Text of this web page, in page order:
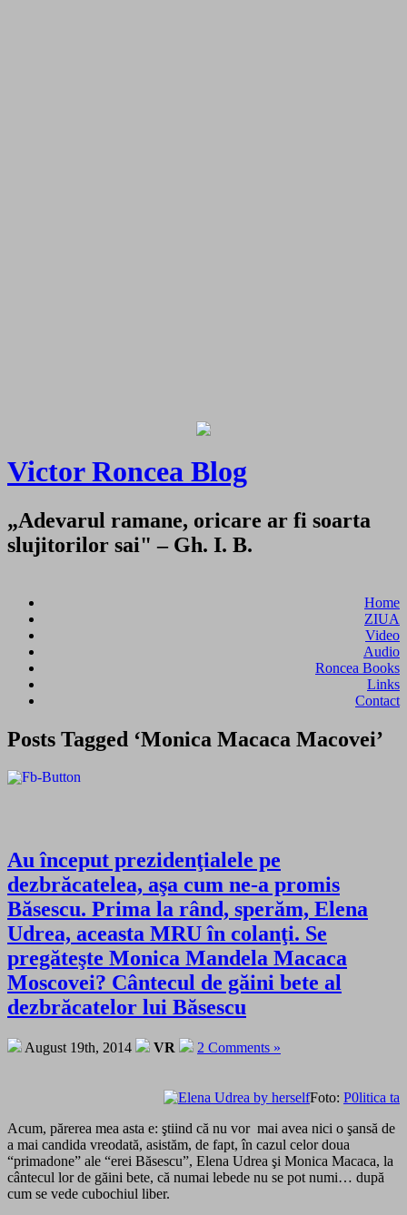
Victor Roncea Blog
„Adevarul ramane, oricare ar fi soarta
slujitorilor sai" – Gh. I. B.
Home
ZIUA
Video
Audio
Roncea Books
Links
Contact
Posts Tagged ‘Monica Macaca Macovei’
Au început prezidenţialele pe
dezbrăcatelea, aşa cum ne-a promis
Băsescu. Prima la rând, sperăm, Elena
Udrea, aceasta MRU în colanţi. Se
pregăteşte Monica Mandela Macaca
Moscovei? Cântecul de găini bete al
dezbrăcatelor lui Băsescu
August 19th, 2014 VR 2 Comments »
Foto: P0litica ta
Acum, părerea mea asta e: ştiind că nu vor mai avea nici o şansă de
a mai candida vreodată, asistăm, de fapt, în cazul celor doua
“primadone” ale “erei Băsescu”, Elena Udrea şi Monica Macaca, la
cântecul lor de găini bete, că numai lebede nu se pot numi… după
cum se vede cubochiul liber.